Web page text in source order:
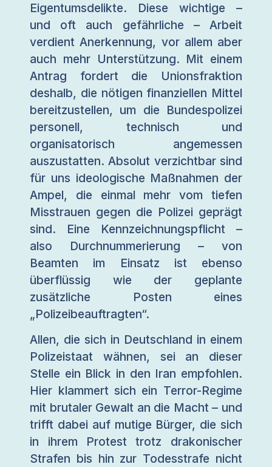
Eigentumsdelikte. Diese wichtige –
und oft auch gefährliche – Arbeit
verdient Anerkennung, vor allem aber
auch mehr Unterstützung. Mit einem
Antrag fordert die Unionsfraktion
deshalb, die nötigen finanziellen Mittel
bereitzustellen, um die Bundespolizei
personell, technisch und
organisatorisch angemessen
auszustatten. Absolut verzichtbar sind
für uns ideologische Maßnahmen der
Ampel, die einmal mehr vom tiefen
Misstrauen gegen die Polizei geprägt
sind. Eine Kennzeichnungspflicht –
also Durchnummerierung – von
Beamten im Einsatz ist ebenso
überflüssig wie der geplante
zusätzliche Posten eines
„Polizeibeauftragten“.
Allen, die sich in Deutschland in einem
Polizeistaat wähnen, sei an dieser
Stelle ein Blick in den Iran empfohlen.
Hier klammert sich ein Terror-Regime
mit brutaler Gewalt an die Macht – und
trifft dabei auf mutige Bürger, die sich
in ihrem Protest trotz drakonischer
Strafen bis hin zur Todesstrafe nicht